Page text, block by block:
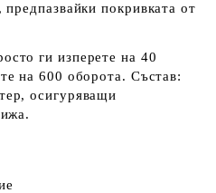
покривката от
ги изперете на 40
на 600 оборота. Състав:
осигуряващи